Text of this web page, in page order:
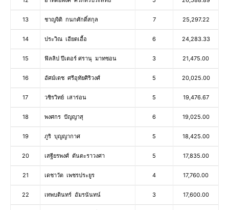
13 ชาญจิติ กนกศักดิ์สกุล 7 25,297.22
14 ประวิณ เอียดเอื้อ 6 24,283.33
15 ฟิลลิป ปีเตอร์ ศรานุ มาทซอน 3 21,475.00
16 อัศม์เดช ศรีอุทัยศิริวงศ์ 5 20,025.00
17 วชิรวิทย์ เสาร่อน 5 19,476.67
18 พงศกร ปัญญาสุ 6 19,025.00
19 ภูริ บุญญากาศ 5 18,425.00
20 เสฐียรพงศ์ ตันตะราวงศา 5 17,835.00
21 เดชาวัต เพชรประยูร 4 17,760.00
22 เทพบดินทร์ อัมรนันทน์ 3 17,600.00